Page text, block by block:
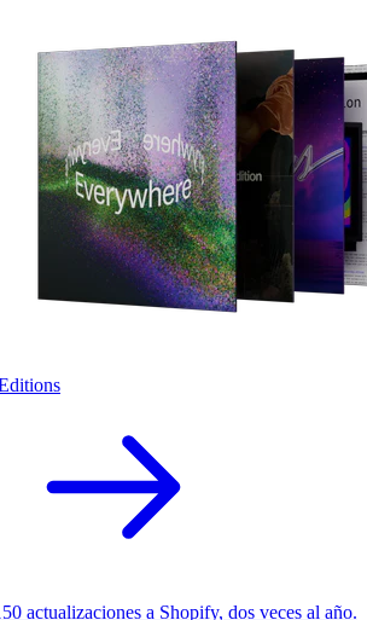
actualizaciones a Shopify, dos veces al año.